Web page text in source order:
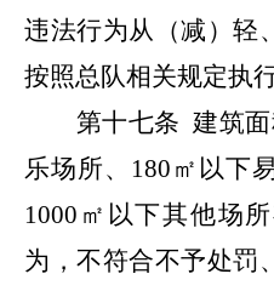
违法行为从（减）轻
按照总队相关规定执行
第十七条 建筑
乐场所、 180 ㎡以下
1000 ㎡以下其他场
为，不符合不予处罚